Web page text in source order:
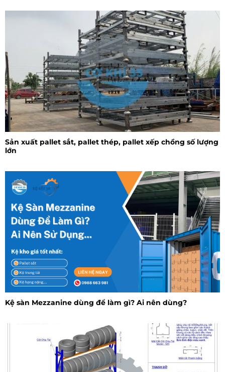
Sản xuất pallet sắt, pallet thép, pallet xếp chồng số lượng
lớn
Kệ sàn Mezzanine dùng để làm gì? Ai nên dùng?